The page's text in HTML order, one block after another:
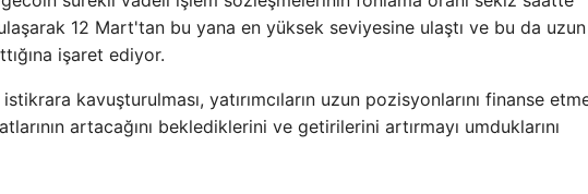
12 Mart'tan bu yana en yüksek seviyesine ulaştı ve bu da uzun
işaret ediyor.
kavuşturulması, yatırımcıların uzun pozisyonlarını finanse
artacağını beklediklerini ve getirilerini artırmayı umduklarını